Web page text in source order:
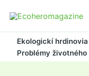
obsah
Ekologickí hrdinovia
Problémy